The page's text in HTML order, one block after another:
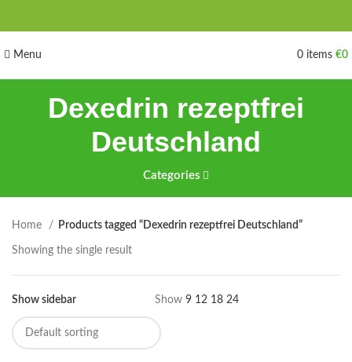
Menu 0 items €0
Dexedrin rezeptfrei
Deutschland
Categories
Home Products tagged “Dexedrin rezeptfrei Deutschland”
Showing the single result
Show sidebar Show 9 12 18 24